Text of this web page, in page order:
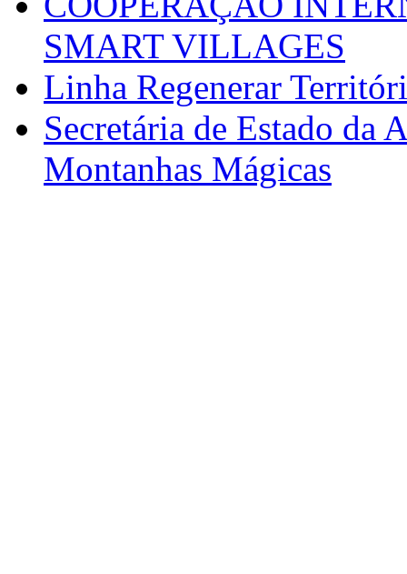
SMART VILLAGES
Linha Regenerar
Secretária de Estado da
Montanhas Mágicas